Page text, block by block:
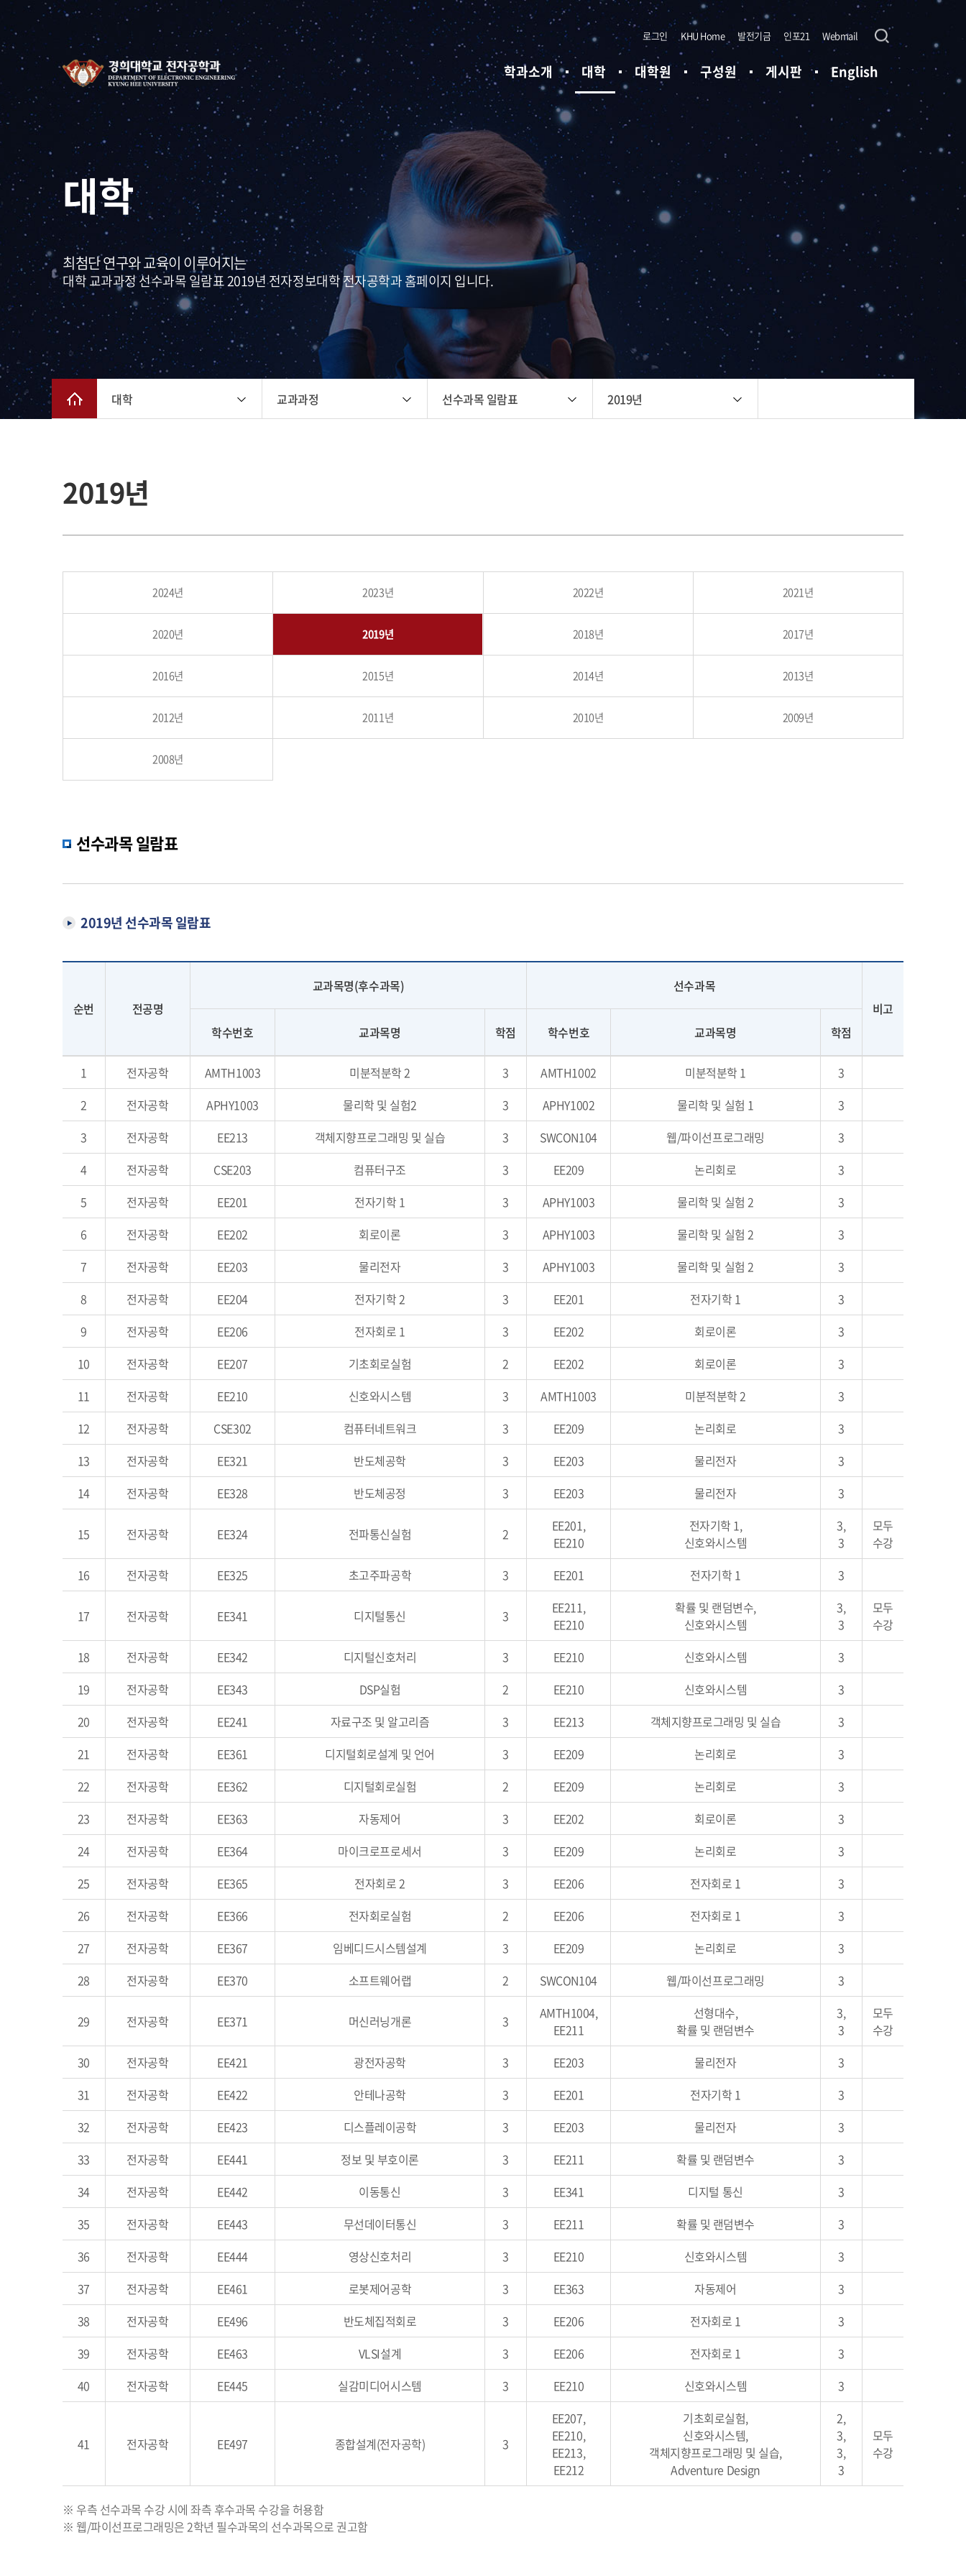
로그인 KHU Home 발전기금 인포21 Webmail
학과소개 대학 대학원 구성원 게시판 English
대학
최첨단 연구와 교육이 이루어지는
대학 교과과정 선수과목 일람표 2019년 전자정보대학 전자공학과 홈페이지 입니다.
대학 교과과정 선수과목 일람표 2019년
2019년
2024년 2023년 2022년 2021년
2020년 2019년 2018년 2017년
2016년 2015년 2014년 2013년
2012년 2011년 2010년 2009년
2008년
선수과목 일람표
2019년 선수과목 일람표
순번 전공명
교과목명(후수과목)
선수과목
비고
학수번호
교과목명 학점 학수번호 교과목명 학점
1 전자공학 AMTH1003 미분적분학 2 3 AMTH1002 미분적분학 1
3
2
전자공학 APHY1003 물리학 및 실험2 3 APHY1002 물리학 및 실험 1
3
3
전자공학 EE213 객체지향프로그래밍 및 실습 3 SWCON104 웹/파이선프로그래밍
3
4
전자공학 CSE203 컴퓨터구조 3 EE209 논리회로
3
5
전자공학 EE201 전자기학 1 3 APHY1003 물리학 및 실험 2
3
6
전자공학 EE202 회로이론 3 APHY1003 물리학 및 실험 2
3
7
전자공학 EE203 물리전자 3 APHY1003 물리학 및 실험 2
3
8
전자공학 EE204 전자기학 2 3 EE201 전자기학 1
3
9
전자공학 EE206 전자회로 1 3 EE202 회로이론
3
10
전자공학 EE207 기초회로실험 2 EE202 회로이론
3
11
전자공학 EE210 신호와시스템 3 AMTH1003 미분적분학 2
3
12
전자공학 CSE302 컴퓨터네트워크 3 EE209 논리회로
3
13
전자공학 EE321 반도체공학 3 EE203 물리전자
3
14
전자공학 EE328 반도체공정 3 EE203 물리전자 3
15 전자공학 EE324 전파통신실험 2
EE201,
EE210
전자기학 1,
신호와시스템
3,
3
모두
수강
16
전자공학 EE325 초고주파공학 3 EE201 전자기학 1 3
17 전자공학 EE341 디지털통신 3
EE211,
EE210
확률 및 랜덤변수,
신호와시스템
3,
3
모두
수강
18
전자공학 EE342 디지털신호처리 3 EE210 신호와시스템
3
19
전자공학 EE343 DSP실험 2 EE210 신호와시스템
3
20
전자공학 EE241 자료구조 및 알고리즘 3 EE213 객체지향프로그래밍 및 실습
3
21
전자공학 EE361 디지털회로설계 및 언어 3 EE209 논리회로
3
22
전자공학 EE362 디지털회로실험 2 EE209 논리회로
3
23
전자공학 EE363 자동제어 3 EE202 회로이론
3
24
전자공학 EE364 마이크로프로세서 3 EE209 논리회로
3
25
전자공학 EE365 전자회로 2 3 EE206 전자회로 1
3
26
전자공학 EE366 전자회로실험 2 EE206 전자회로 1
3
27
전자공학 EE367 임베디드시스템설계 3 EE209 논리회로
3
28
전자공학 EE370 소프트웨어랩 2 SWCON104 웹/파이선프로그래밍 3
29 전자공학 EE371 머신러닝개론 3
AMTH1004,
EE211
선형대수,
확률 및 랜덤변수
3,
3
모두
수강
30
전자공학 EE421 광전자공학 3 EE203 물리전자
3
31
전자공학 EE422 안테나공학 3 EE201 전자기학 1
3
32
전자공학 EE423 디스플레이공학 3 EE203 물리전자
3
33
전자공학 EE441 정보 및 부호이론 3 EE211 확률 및 랜덤변수
3
34
전자공학 EE442 이동통신 3 EE341 디지털 통신
3
35
전자공학 EE443 무선데이터통신 3 EE211 확률 및 랜덤변수
3
36
전자공학 EE444 영상신호처리 3 EE210 신호와시스템
3
37
전자공학 EE461 로봇제어공학 3 EE363 자동제어
3
38
전자공학 EE496 반도체집적회로 3 EE206 전자회로 1
3
39
전자공학 EE463 VLSI설계 3 EE206 전자회로 1
3
40
전자공학 EE445 실감미디어시스템 3 EE210 신호와시스템 3
41 전자공학 EE497 종합설계(전자공학) 3
EE207,
EE210,
EE213,
EE212
기초회로실험,
신호와시스템,
객체지향프로그래밍 및 실습,
Adventure Design
2,
3,
3,
3
모두
수강
※ 우측 선수과목 수강 시에 좌측 후수과목 수강을 허용함
※ 웹/파이선프로그래밍은 2학년 필수과목의 선수과목으로 권고함